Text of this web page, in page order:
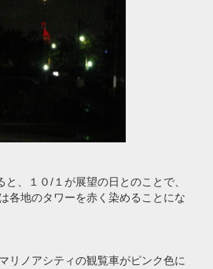
、１０/１が展望の日とのことで、
各地のタワーを赤く染めることにな
リノアシティの観覧車がピンク色に